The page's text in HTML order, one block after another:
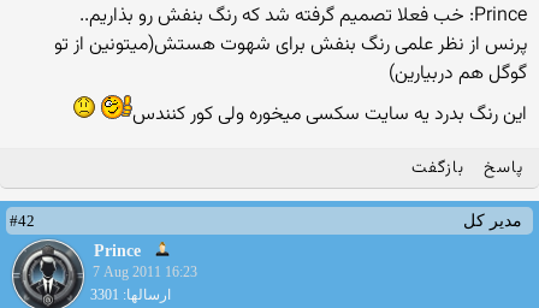
Prince: خب فعلا تصمیم گرفته شد كه رنگ بنفش رو بذاریم..
پرنس از نظر علمی رنگ بنفش برای شهوت هستش(میتونین از تو
گوگل هم دربیارین)
این رنگ بدرد یه سایت سكسی میخوره ولی كور كنندس
پاسخ بازگفت
مدیر کل
#42
Prince
7 Aug 2011 16:23
ارسالها: 3301